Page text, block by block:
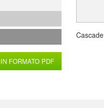
Cascade
FORMATO PDF